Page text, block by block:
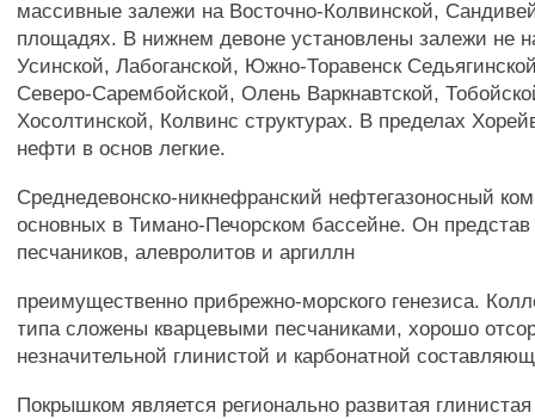
массивные залежи на Восточно-Колвинской,
площадях. В нижнем девоне установлены залежи не
Усинской, Лабоганской, Южно-Торавенск
Северо-Сарембойской, Олень Варкнавтской,
Хосолтинской, Колвинс структурах. В пределах
нефти в основ легкие.
Среднедевонско-никнефранский нефтегазоносный
основных в Тимано-Печорском бассейне. Он
песчаников, алевролитов и аргиллн
преимущественно прибрежно-морского генезиса.
типа сложены кварцевыми песчаниками, хорошо
незначительной глинистой и карбонатной
Покрышком является регионально развитая